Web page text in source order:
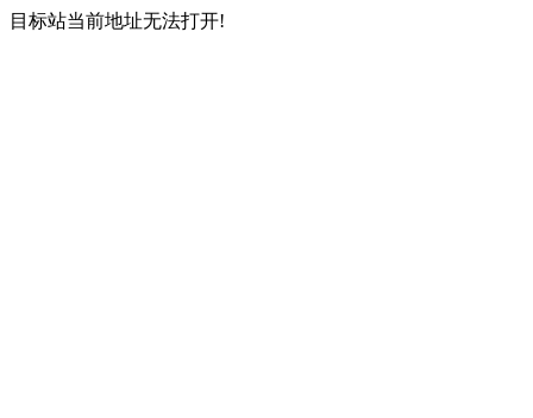
目标站当前地址无法打开!